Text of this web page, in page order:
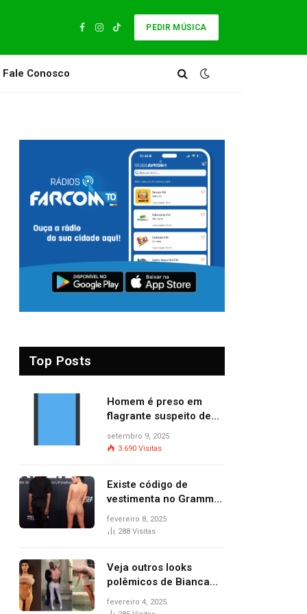
Facebook
Instagram
TikTok
PEDIR MÚSICA
Fale Conosco
Top Posts
Homem é preso em
flagrante suspeito de
provocar dois incêndios
criminosos no mesmo
setembro 9, 2025
3.690 Visitas
Existe código de
vestimenta no Grammy?
Questionamento surgiu
após Bianca Censori,
premiação
fevereiro 8, 2025
288 Visitas
Veja outros looks
polêmicos de Bianca
Censori, esposa de
Kanye West que
fevereiro 4, 2025